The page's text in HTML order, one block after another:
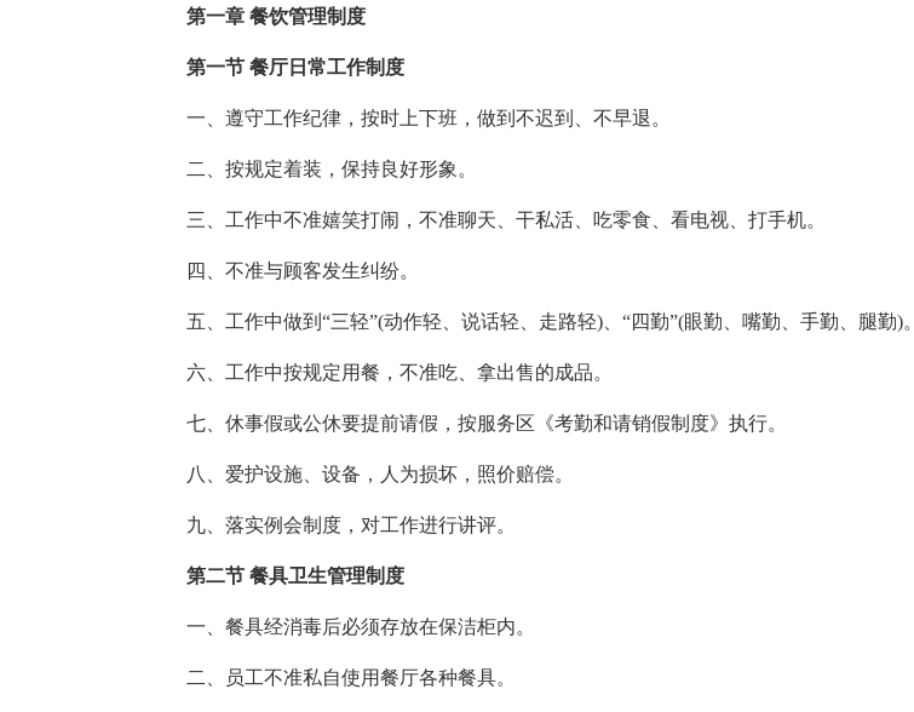
第一章 餐饮管理制度
第一节 餐厅日常工作制度
一、遵守工作纪律，按时上下班，做到不迟到、不早退。
二、按规定着装，保持良好形象。
三、工作中不准嬉笑打闹，不准聊天、干私活、吃零食、看电视、打手机。
四、不准与顾客发生纠纷。
五、工作中做到“三轻”(动作轻、说话轻、走路轻)、“四勤”(眼勤、嘴勤、手勤、腿勤)。
六、工作中按规定用餐，不准吃、拿出售的成品。
七、休事假或公休要提前请假，按服务区《考勤和请销假制度》执行。
八、爱护设施、设备，人为损坏，照价赔偿。
九、落实例会制度，对工作进行讲评。
第二节 餐具卫生管理制度
一、餐具经消毒后必须存放在保洁柜内。
二、员工不准私自使用餐厅各种餐具。